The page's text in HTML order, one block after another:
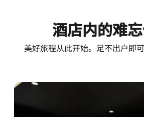
酒店内的难
美好旅程从此开始。足不出户即